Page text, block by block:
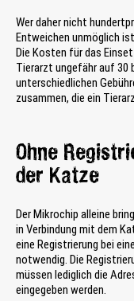
Wer daher nicht
Entweichen unmöglich
Die Kosten für das
Tierarzt ungefähr auf 30
unterschiedlichen
zusammen, die ein
Ohne
der Katze
Der Mikrochip alleine
in Verbindung mit dem
eine Registrierung bei
notwendig. Die
müssen lediglich die
eingegeben werden.